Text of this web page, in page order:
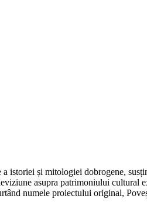
istoriei și mitologiei dobrogene,
asupra patrimoniului
numele proiectului original,